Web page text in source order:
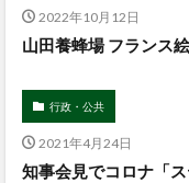
2022年10月12日
山田養蜂場 フランス
行政・公共
2021年4月24日
知事会見でコロナ「ス